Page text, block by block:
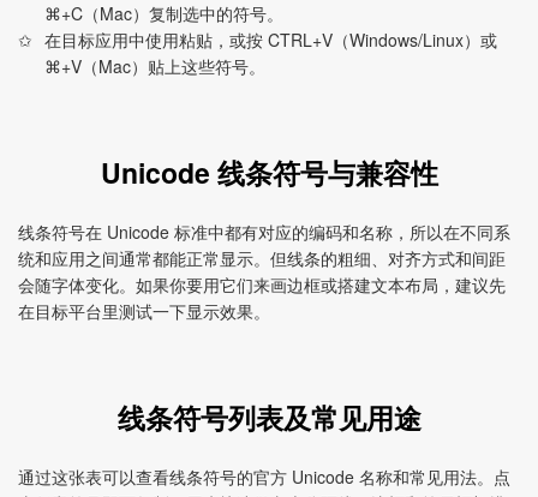
⌘+C（Mac）复制选中的符号。
在目标应用中使用粘贴，或按 CTRL+V（Windows/Linux）或
⌘+V（Mac）贴上这些符号。
Unicode 线条符号与兼容性
线条符号在 Unicode 标准中都有对应的编码和名称，所以在不同系
统和应用之间通常都能正常显示。但线条的粗细、对齐方式和间距
会随字体变化。如果你要用它们来画边框或搭建文本布局，建议先
在目标平台里测试一下显示效果。
线条符号列表及常见用途
通过这张表可以查看线条符号的官方 Unicode 名称和常见用法。点